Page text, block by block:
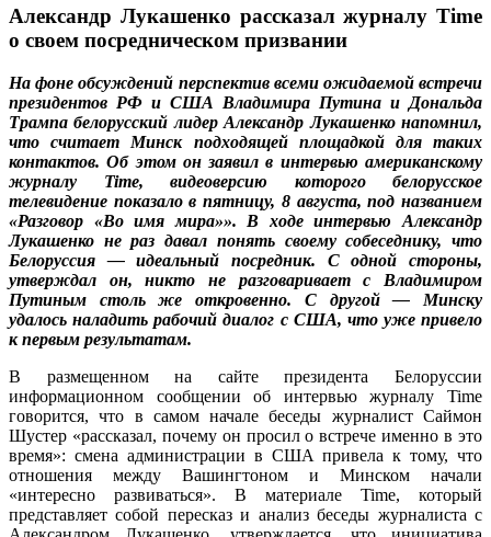
Александр Лукашенко рассказал журналу Time
о своем посредническом призвании
На фоне обсуждений перспектив всеми ожидаемой встречи
президентов РФ и США Владимира Путина и Дональда
Трампа белорусский лидер Александр Лукашенко напомнил,
что считает Минск подходящей площадкой для таких
контактов. Об этом он заявил в интервью американскому
журналу Time, видеоверсию которого белорусское
телевидение показало в пятницу, 8 августа, под названием
«Разговор «Во имя мира»». В ходе интервью Александр
Лукашенко не раз давал понять своему собеседнику, что
Белоруссия — идеальный посредник. С одной стороны,
утверждал он, никто не разговаривает с Владимиром
Путиным столь же откровенно. С другой — Минску
удалось наладить рабочий диалог с США, что уже привело
к первым результатам.
В размещенном на сайте президента Белоруссии
информационном сообщении об интервью журналу Time
говорится, что в самом начале беседы журналист Саймон
Шустер «рассказал, почему он просил о встрече именно в это
время»: смена администрации в США привела к тому, что
отношения между Вашингтоном и Минском начали
«интересно развиваться». В материале Time, который
представляет собой пересказ и анализ беседы журналиста с